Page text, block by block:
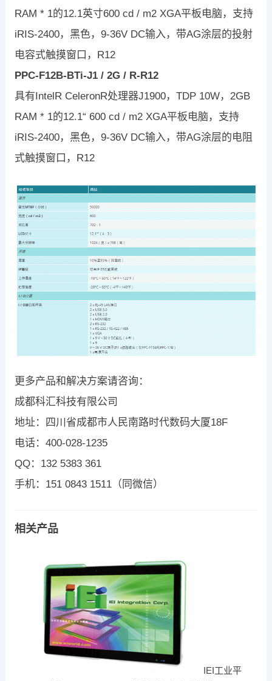
RAM * 1的12.1英寸600 cd / m2 XGA平板电脑，支持
iRIS-2400，黑色，9-36V DC输入，带AG涂层的投射
电容式触摸窗口，R12
PPC-F12B-BTi-J1 / 2G / R-R12
具有IntelR CeleronR处理器J1900，TDP 10W，2GB
RAM * 1的12.1“ 600 cd / m2 XGA平板电脑，支持
iRIS-2400，黑色，9-36V DC输入，带AG涂层的电阻
式触摸窗口，R12
更多产品和解决方案请咨询：
成都科汇科技有限公司
地址：四川省成都市人民南路时代数码大厦18F
电话：400-028-1235
QQ：132 5383 361
手机：151 0843 1511（同微信）
相关产品
IEI工业平